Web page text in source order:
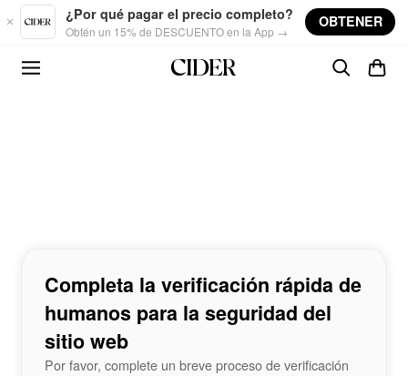
Skip to main content
¿Por qué pagar el precio completo?
Obtén un 15% de DESCUENTO en la App →
OBTENER
Completa la verificación rápida de
humanos para la seguridad del
sitio web
Por favor, complete un breve proceso de verificación